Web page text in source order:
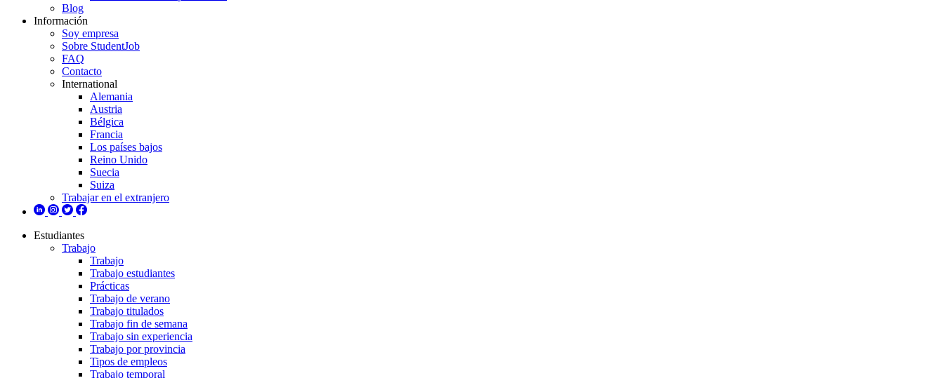
Blog
Información
Soy empresa
Sobre StudentJob
FAQ
Contacto
International
Alemania
Austria
Bélgica
Francia
Los países bajos
Reino Unido
Suecia
Suiza
Trabajar en el extranjero
Estudiantes
Trabajo
Trabajo
Trabajo estudiantes
Prácticas
Trabajo de verano
Trabajo titulados
Trabajo fin de semana
Trabajo sin experiencia
Trabajo por provincia
Tipos de empleos
Trabajo temporal